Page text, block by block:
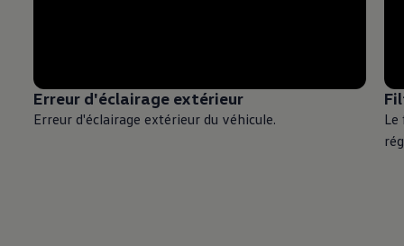
Erreur d'éclairage extérieur
Erreur d'éclairage extérieur du véhicule.
Le